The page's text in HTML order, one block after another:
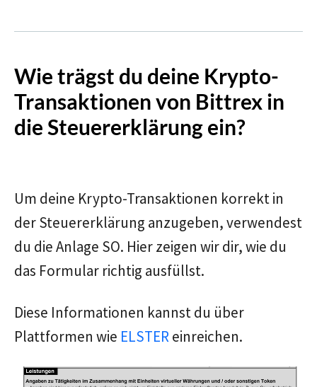
Wie trägst du deine Krypto-
Transaktionen von Bittrex in
die Steuererklärung ein?
Um deine Krypto-Transaktionen korrekt in
der Steuererklärung anzugeben, verwendest
du die Anlage SO. Hier zeigen wir dir, wie du
das Formular richtig ausfüllst.
Diese Informationen kannst du über
Plattformen wie ELSTEReinreichen.